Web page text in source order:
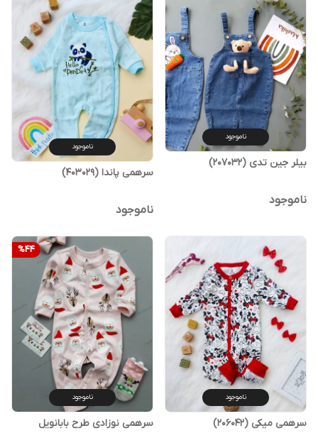
ناموجود
بیلر جین تدی (207032)
ناموجود
ناموجود
سرهمی پاندا (403029)
ناموجود
ناموجود
سرهمی میکی (206042)
%44
ناموجود
سرهمی نوزادی طرح بابانویل